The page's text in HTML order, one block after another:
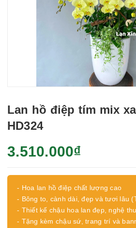
Lan hồ điệp tím mix
HD324
3.510.000₫
- Hoa lan hồ điệp chất lượng cao
- Bông to, cành dài, đẹp và tươi lâu
- Thiết kế chậu hoa lan đẹp, nghệ
- Tặng kèm chậu sứ, trang trí và